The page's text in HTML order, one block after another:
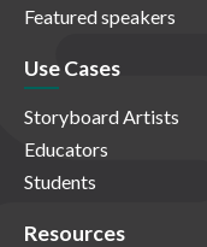
Featured speakers
Use Cases
Storyboard Artists
Educators
Students
Resources